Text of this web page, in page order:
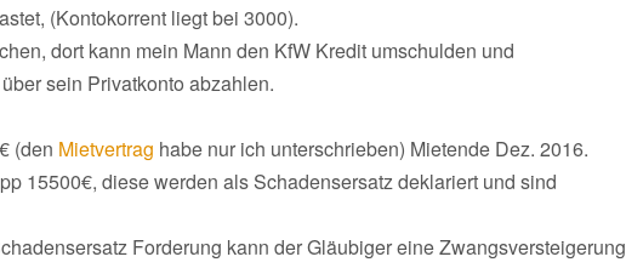
(Kontokorrent liegt bei 3000).
dort kann mein Mann den KfW Kredit umschulden und
sein Privatkonto abzahlen.
(den Mietvertrag habe nur ich unterschrieben) Mietende Dez. 2016.
15500€, diese werden als Schadensersatz deklariert und sind
Forderung kann der Gläubiger eine Zwangsversteigerung